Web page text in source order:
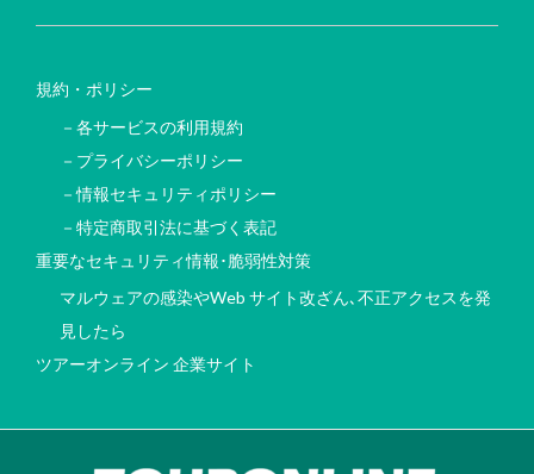
規約・ポリシー
－各サービスの利用規約
－プライバシーポリシー
－情報セキュリティポリシー
－特定商取引法に基づく表記
重要なセキュリティ情報･脆弱性対策
マルウェアの感染やWeb サイト改ざん､不正アクセスを発
見したら
ツアーオンライン 企業サイト